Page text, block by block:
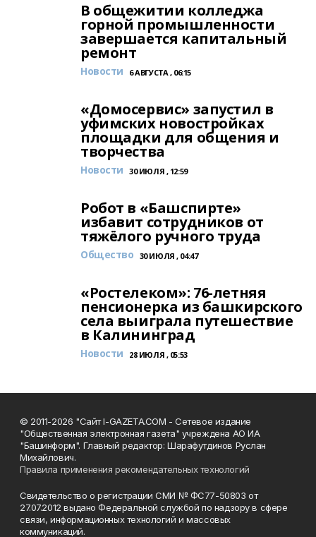
В общежитии колледжа
горной промышленности
завершается капитальный
ремонт
Новости 6 АВГУСТА , 06:15
«Домосервис» запустил в
уфимских новостройках
площадки для общения и
творчества
Новости 30 ИЮЛЯ , 12:59
Робот в «Башспирте»
избавит сотрудников от
тяжёлого ручного труда
Общество 30 ИЮЛЯ , 04:47
«Ростелеком»: 76-летняя
пенсионерка из башкирского
села выиграла путешествие
в Калининград
Новости 28 ИЮЛЯ , 05:53
© 2011-2026 "Сайт I-GAZETA.COM - Сетевое издание
"Общественная электронная газета" учреждена АО ИА
"Башинформ". Главный редактор: Шарафутдинов Руслан
Михайлович.
Правила применения рекомендательных технологий
Свидетельство о регистрации СМИ № ФС77-50803 от
27.07.2012 выдано Федеральной службой по надзору в сфере
связи, информационных технологий и массовых
коммуникаций.